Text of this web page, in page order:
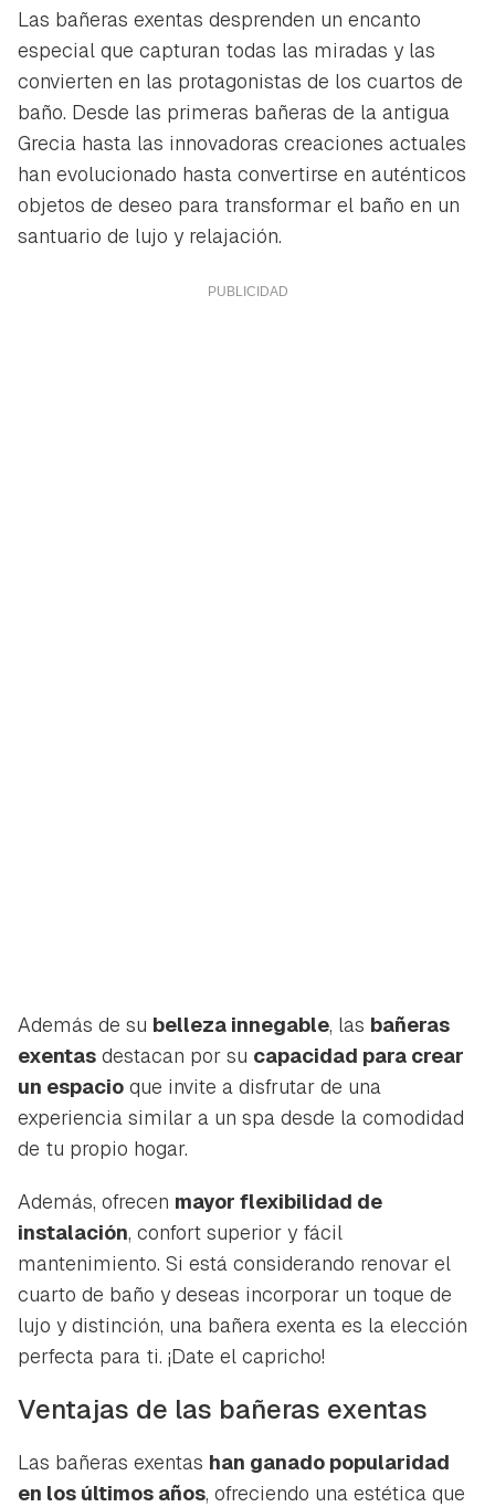
Las bañeras exentas desprenden un encanto
especial que capturan todas las miradas y las
convierten en las protagonistas de los cuartos de
baño. Desde las primeras bañeras de la antigua
Grecia hasta las innovadoras creaciones actuales
han evolucionado hasta convertirse en auténticos
objetos de deseo para transformar el baño en un
santuario de lujo y relajación.
Además de su belleza innegable, las bañeras
exentas destacan por su capacidad para crear
un espacio que invite a disfrutar de una
experiencia similar a un spa desde la comodidad
de tu propio hogar.
Además, ofrecen mayor flexibilidad de
instalación, confort superior y fácil
mantenimiento. Si está considerando renovar el
cuarto de baño y deseas incorporar un toque de
lujo y distinción, una bañera exenta es la elección
perfecta para ti. ¡Date el capricho!
Ventajas de las bañeras exentas
Las bañeras exentas han ganado popularidad
en los últimos años, ofreciendo una estética que